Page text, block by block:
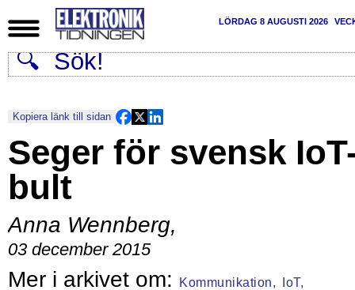
LÖRDAG 8 AUGUSTI 2026
Kopiera länk till sidan
Seger för svensk
bult
Anna Wennberg,
03 december 2015
Kommunikation, IoT,